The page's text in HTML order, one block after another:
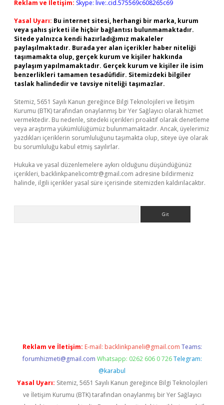
Reklam ve İletişim: Skype: live:.cid.575569c608265c69
Yasal Uyarı: Bu internet sitesi, herhangi bir marka, kurum
veya şahıs şirketi ile hiçbir bağlantısı bulunmamaktadır.
Sitede yalnızca kendi hazırladığımız makaleler
paylaşılmaktadır. Burada yer alan içerikler haber niteliği
taşımamakta olup, gerçek kurum ve kişiler hakkında
paylaşım yapılmamaktadır. Gerçek kurum ve kişiler ile isim
benzerlikleri tamamen tesadüfidir. Sitemizdeki bilgiler
taslak halindedir ve tavsiye niteliği taşımazlar.
Sitemiz, 5651 Sayılı Kanun gereğince Bilgi Teknolojileri ve İletişim
Kurumu (BTK) tarafından onaylanmış bir Yer Sağlayıcı olarak hizmet
vermektedir. Bu nedenle, sitedeki içerikleri proaktif olarak denetleme
veya araştırma yükümlülüğümüz bulunmamaktadır. Ancak, üyelerimiz
yazdıkları içeriklerin sorumluluğunu taşımakta olup, siteye üye olarak
bu sorumluluğu kabul etmiş sayılırlar.
Hukuka ve yasal düzenlemelere aykırı olduğunu düşündüğünüz
içerikleri, backlinkpanelicomtr@gmail.com adresine bildirmeniz
halinde, ilgili içerikler yasal süre içerisinde sitemizden kaldırılacaktır.
Reklam ve İletişim: E-mail: backlinkpaneli@gmail.com Teams:
forumhizmeti@gmail.com Whatsapp: 0262 606 0 726 Telegram:
@karabul
Yasal Uyarı: Sitemiz, 5651 Sayılı Kanun gereğince Bilgi Teknolojileri
ve İletişim Kurumu (BTK) tarafından onaylanmış bir Yer Sağlayıcı